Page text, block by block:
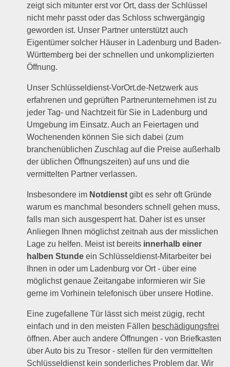
zeigt sich mitunter erst vor Ort, dass der Schlüssel
nicht mehr passt oder das Schloss schwergängig
geworden ist. Unser Partner unterstützt auch
Eigentümer solcher Häuser in Ladenburg und Baden-
Württemberg bei der schnellen und unkomplizierten
Öffnung.
Unser Schlüsseldienst-VorOrt.de-Netzwerk aus
erfahrenen und geprüften Partnerunternehmen ist zu
jeder Tag- und Nachtzeit für Sie in Ladenburg und
Umgebung im Einsatz. Auch an Feiertagen und
Wochenenden können Sie sich dabei (zum
branchenüblichen Zuschlag auf die Preise außerhalb
der üblichen Öffnungszeiten) auf uns und die
vermittelten Partner verlassen.
Insbesondere im Notdienst gibt es sehr oft Gründe
warum es manchmal besonders schnell gehen muss,
falls man sich ausgesperrt hat. Daher ist es unser
Anliegen Ihnen möglichst zeitnah aus der misslichen
Lage zu helfen. Meist ist bereits innerhalb einer
halben Stunde ein Schlüsseldienst-Mitarbeiter bei
Ihnen in oder um Ladenburg vor Ort - über eine
möglichst genaue Zeitangabe informieren wir Sie
gerne im Vorhinein telefonisch über unsere Hotline.
Eine zugefallene Tür lässt sich meist zügig, recht
einfach und in den meisten Fällen beschädigungsfrei
öffnen. Aber auch andere Öffnungen - von Briefkasten
über Auto bis zu Tresor - stellen für den vermittelten
Schlüsseldienst kein sonderliches Problem dar. Wir